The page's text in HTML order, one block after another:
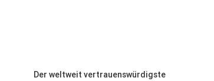
Der weltweit vertrauenswürdigste